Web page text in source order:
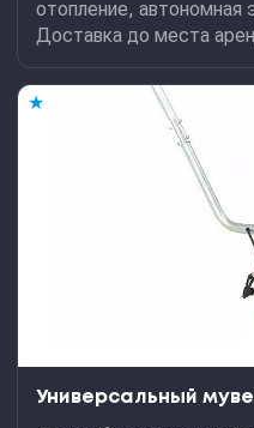
отопление, автономная
Доставка до места
★
Универсальный